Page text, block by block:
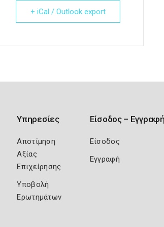
+ iCal / Outlook export
Υπηρεσίες
Αποτίμηση
Αξίας
Επιχείρησης
Υποβολή
Ερωτημάτων
Είσοδος –
Είσοδος
Εγγραφή